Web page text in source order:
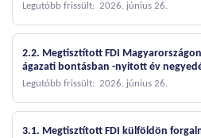
Legutóbb frissült: 2026. június 26.
2.2. Megtisztított FDI
ágazati bontásban -nyitott év
Legutóbb frissült: 2026. június 26.
3.1. Megtisztított FDI külföldön